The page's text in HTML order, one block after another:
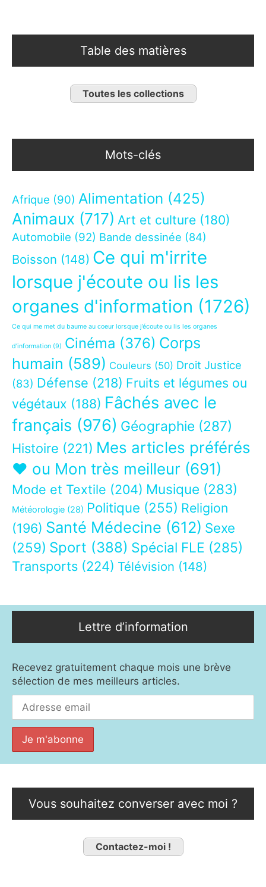
Table des matières
Toutes les collections
Mots-clés
Afrique (90) Alimentation (425)
Animaux (717) Art et culture (180)
Automobile (92) Bande dessinée (84)
Boisson (148) Ce qui m'irrite
lorsque j'écoute ou lis les
organes d'information (1726)
Ce qui me met du baume au coeur lorsque j’écoute ou lis les organes
d’information (9) Cinéma (376) Corps
humain (589) Couleurs (50) Droit Justice
(83) Défense (218) Fruits et légumes ou
végétaux (188) Fâchés avec le
français (976) Géographie (287)
Histoire (221) Mes articles préférés
❤ ou Mon très meilleur (691)
Mode et Textile (204) Musique (283)
Météorologie (28) Politique (255) Religion
(196) Santé Médecine (612) Sexe
(259) Sport (388) Spécial FLE (285)
Transports (224) Télévision (148)
Lettre d’information
Recevez gratuitement chaque mois une brève
sélection de mes meilleurs articles.
Vous souhaitez converser avec moi ?
Contactez-moi !